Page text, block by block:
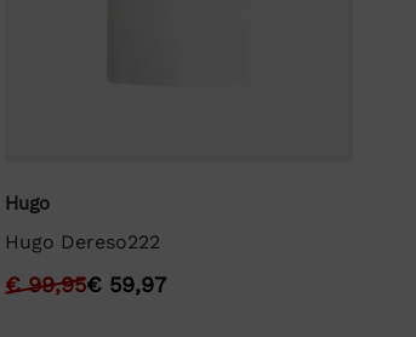
Hugo
Hugo Dereso222
€99,95€59,97